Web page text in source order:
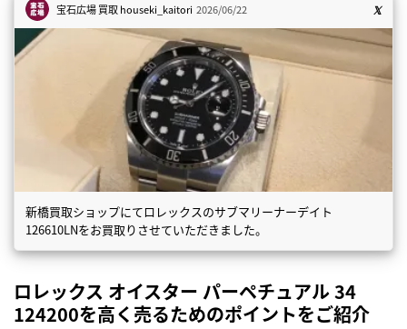
宝石広場 買取houseki_kaitori 2026/06/22
新橋買取ショップにてロレックスのサブマリーナーデイト
126610LNをお買取りさせていただきました。
ロレックス オイスター パーペチュアル 34
124200を高く売るためのポイントをご紹介